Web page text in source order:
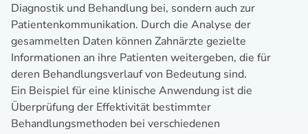
Diagnostik und Behandlung bei, sondern auch zur
Patientenkommunikation. Durch die Analyse der
gesammelten Daten können Zahnärzte gezielte
Informationen an ihre Patienten weitergeben, die für
deren Behandlungsverlauf von Bedeutung sind.
Ein Beispiel für eine klinische Anwendung ist die
Überprüfung der Effektivität bestimmter
Behandlungsmethoden bei verschiedenen